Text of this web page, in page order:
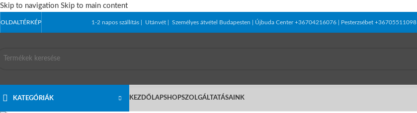
Skip to navigation Skip to main content
OLDALTÉRKÉP 1-2 napos szállítás | Utánvét | Személyes átvétel Budapesten | Újbuda Center +36704216076 | Pesterzsébet +36705511098
KATEGÓRIÁK KEZDŐLAPSHOPSZOLGÁLTATÁSAINK